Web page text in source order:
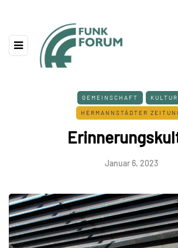
GEMEINSCHAFT KULTUR
HERMANNSTÄDTER
Januar 6, 2023